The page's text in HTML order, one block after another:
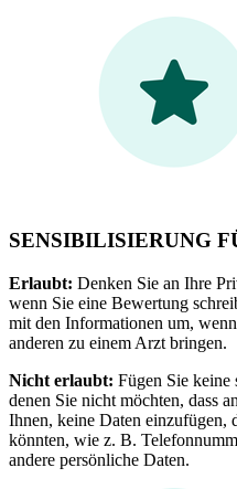
SENSIBILISIERUNG
Erlaubt: Denken Sie an Ihre
wenn Sie eine Bewertung
mit den Informationen um,
anderen zu einem Arzt bringen.
Nicht erlaubt: Fügen Sie keine
denen Sie nicht möchten, dass
Ihnen, keine Daten einzufügen,
könnten, wie z. B.
andere persönliche Daten.